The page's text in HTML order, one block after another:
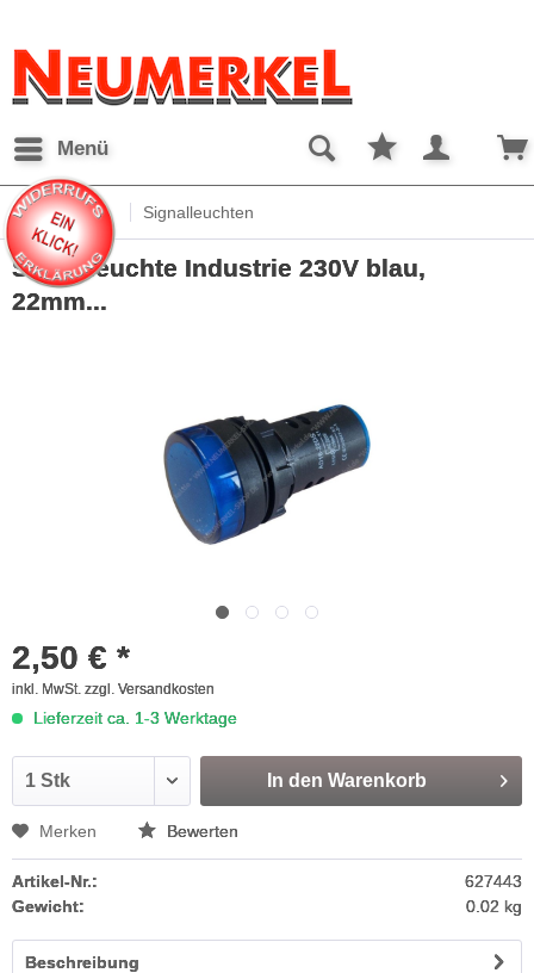
Menü
Übersicht Signalleuchten
Signalleuchte Industrie 230V blau,
22mm...
2,50 € *
inkl. MwSt. zzgl. Versandkosten
Lieferzeit ca. 1-3 Werktage
In den Warenkorb
Merken Bewerten
Artikel-Nr.:
627443
Gewicht:
0.02 kg
Beschreibung